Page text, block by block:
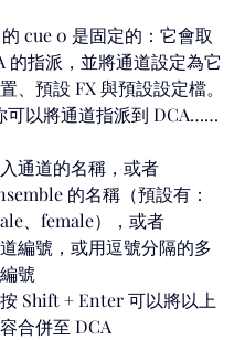
cue 0 是固定的：它會取
的指派，並將通道設定為它
、預設 FX 與預設設定檔。
可以將通道指派到 DCA……
通道的名稱，或者
的名稱（預設有：
、female），或者
編號，或用逗號分隔的多
號
Shift + Enter 可以將以上
合併至 DCA